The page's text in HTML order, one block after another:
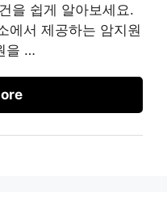
을 쉽게 알아보세요.
에서 제공하는 암지원
을 …